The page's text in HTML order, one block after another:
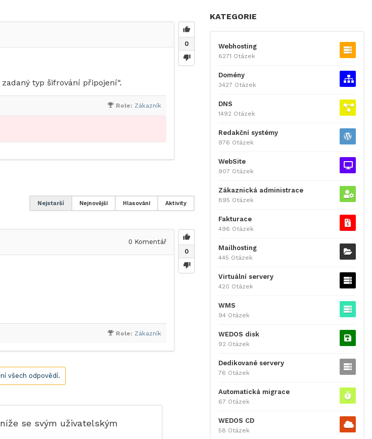
0
typ šifrování připojení“.
Role: Zákazník
Aktivity
Hlasování
Nejnovější
Nejstarší
0
0 Komentář
Role: Zákazník
všech odpovědí.
se svým uživatelským
KATEGORIE
Webhosting
6271 Otázek
Domény
3427 Otázek
DNS
1492 Otázek
Redakční systémy
976 Otázek
WebSite
907 Otázek
Zákaznická administrace
895 Otázek
Fakturace
496 Otázek
Mailhosting
445 Otázek
Virtuální servery
420 Otázek
WMS
94 Otázek
WEDOS disk
92 Otázek
Dedikované servery
76 Otázek
Automatická migrace
67 Otázek
WEDOS CD
58 Otázek